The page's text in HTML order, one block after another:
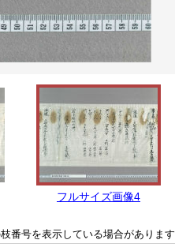
フルサイズ画像4
番号を表示している場合があります